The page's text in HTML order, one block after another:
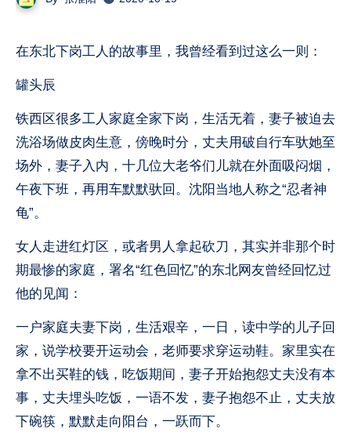
在东北下岗工人的故事里，我曾经看到过这么一则：
罐头辰
铁西区很多工人家庭全家下岗，生活无着，妻子被迫去
洗浴场做皮肉生意，傍晚时分，丈夫用破自行车驮她至
场外，妻子入内，十几位大老爷们儿就在外面吸闷烟，
午夜下班，再用车默默驮回。沈阳当地人称之“忍者神
龟”。
女人走进红灯区，或者男人拿起砍刀，其实并非那个时
期最惨的家庭，署名“红色回忆”的东北网友曾经回忆过
他的见闻：
一户家庭夫妻下岗，生活艰辛，一日，读中学的儿子回
家，说学校要开运动会，老师要求穿运动鞋。家里实在
拿不出买鞋的钱，吃饭期间，妻子开始抱怨丈夫没有本
事，丈夫埋头吃饭，一语不发，妻子抱怨不止，丈夫放
下碗筷，默默走向阳台，一跃而下。